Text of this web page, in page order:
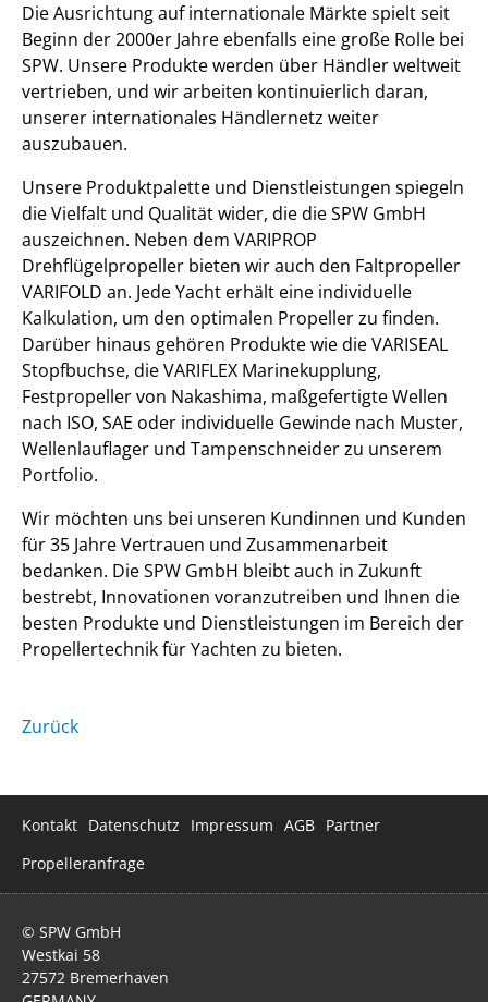
Die Ausrichtung auf internationale Märkte spielt seit
Beginn der 2000er Jahre ebenfalls eine große Rolle bei
SPW. Unsere Produkte werden über Händler weltweit
vertrieben, und wir arbeiten kontinuierlich daran,
unserer internationales Händlernetz weiter
auszubauen.
Unsere Produktpalette und Dienstleistungen spiegeln
die Vielfalt und Qualität wider, die die SPW GmbH
auszeichnen. Neben dem VARIPROP
Drehflügelpropeller bieten wir auch den Faltpropeller
VARIFOLD an. Jede Yacht erhält eine individuelle
Kalkulation, um den optimalen Propeller zu finden.
Darüber hinaus gehören Produkte wie die VARISEAL
Stopfbuchse, die VARIFLEX Marinekupplung,
Festpropeller von Nakashima, maßgefertigte Wellen
nach ISO, SAE oder individuelle Gewinde nach Muster,
Wellenlauflager und Tampenschneider zu unserem
Portfolio.
Wir möchten uns bei unseren Kundinnen und Kunden
für 35 Jahre Vertrauen und Zusammenarbeit
bedanken. Die SPW GmbH bleibt auch in Zukunft
bestrebt, Innovationen voranzutreiben und Ihnen die
besten Produkte und Dienstleistungen im Bereich der
Propellertechnik für Yachten zu bieten.
Zurück
Navigation
überspringen
Kontakt Datenschutz Impressum AGB Partner
Propelleranfrage
© SPW GmbH
Westkai 58
27572 Bremerhaven